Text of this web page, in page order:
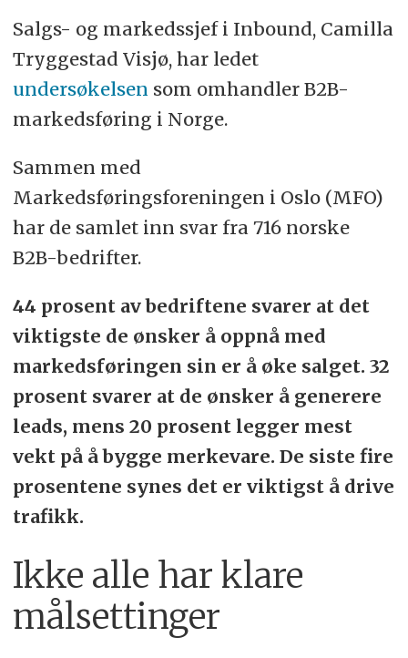
Salgs- og markedssjef i Inbound, Camilla
Tryggestad Visjø, har ledet
undersøkelsen som omhandler B2B-
markedsføring i Norge.
Sammen med
Markedsføringsforeningen i Oslo (MFO)
har de samlet inn svar fra 716 norske
B2B-bedrifter.
44 prosent av bedriftene svarer at det
viktigste de ønsker å oppnå med
markedsføringen sin er å øke salget. 32
prosent svarer at de ønsker å generere
leads, mens 20 prosent legger mest
vekt på å bygge merkevare. De siste fire
prosentene synes det er viktigst å drive
trafikk.
Ikke alle har klare
målsettinger